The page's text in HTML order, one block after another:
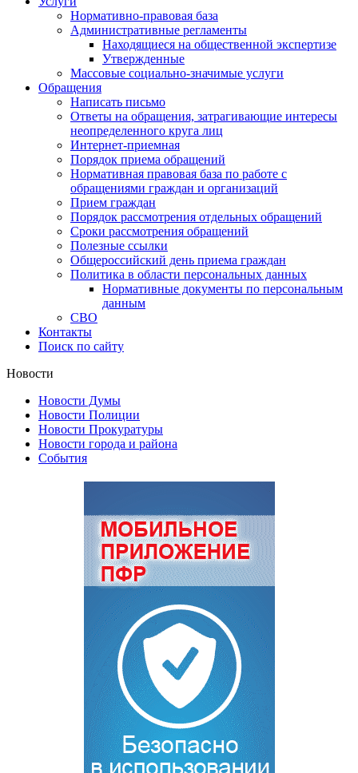
Нормативно-правовая база
Административные регламенты
Находящиеся на общественной экспертизе
Утвержденные
Массовые социально-значимые услуги
Обращения
Написать письмо
Ответы на обращения, затрагивающие интересы
неопределенного круга лиц
Интернет-приемная
Порядок приема обращений
Нормативная правовая база по работе с
обращениями граждан и организаций
Прием граждан
Порядок рассмотрения отдельных обращений
Сроки рассмотрения обращений
Полезные ссылки
Общероссийский день приема граждан
Политика в области персональных данных
Нормативные документы по персональным
данным
СВО
Контакты
Поиск по сайту
Новости
Новости Думы
Новости Полиции
Новости Прокуратуры
Новости города и района
События